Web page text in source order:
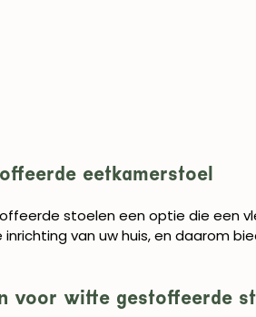
eetkamerstoel
stoelen een optie die een
van uw huis, en daarom
voor witte gestoffeerde